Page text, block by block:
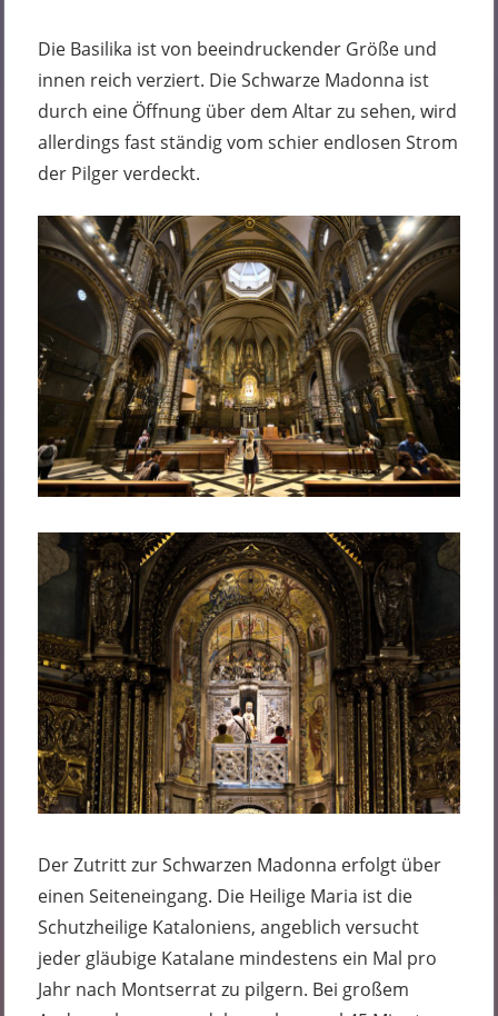
Die Basilika ist von beeindruckender Größe und
innen reich verziert. Die Schwarze Madonna ist
durch eine Öffnung über dem Altar zu sehen, wird
allerdings fast ständig vom schier endlosen Strom
der Pilger verdeckt.
Der Zutritt zur Schwarzen Madonna erfolgt über
einen Seiteneingang. Die Heilige Maria ist die
Schutzheilige Kataloniens, angeblich versucht
jeder gläubige Katalane mindestens ein Mal pro
Jahr nach Montserrat zu pilgern. Bei großem